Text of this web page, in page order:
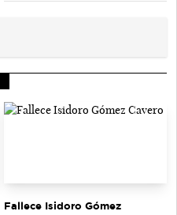
Fallece Isidoro Gómez